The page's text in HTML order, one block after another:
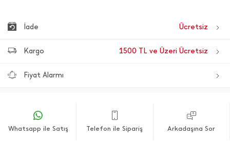
İade Ücretsiz
Kargo 1500 TL ve Üzeri Ücretsiz
Fiyat Alarmı
Whatsapp ile Satış Telefon ile Sipariş Arkadaşına Sor